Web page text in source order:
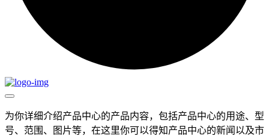
为你详细介绍产品中心的产品内容，包括产品中心的用途、型
号、范围、图片等，在这里你可以得知产品中心的新闻以及市